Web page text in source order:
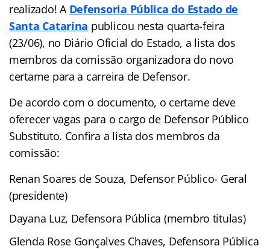
realizado! A Defensoria Pública do Estado de
Santa Catarina publicou nesta quarta-feira
(23/06), no Diário Oficial do Estado, a lista dos
membros da comissão organizadora do novo
certame para a carreira de Defensor.
De acordo com o documento, o certame deve
oferecer vagas para o cargo de Defensor Público
Substituto. Confira a lista dos membros da
comissão:
Renan Soares de Souza, Defensor Público- Geral
(presidente)
Dayana Luz, Defensora Pública (membro titulas)
Glenda Rose Gonçalves Chaves, Defensora Pública